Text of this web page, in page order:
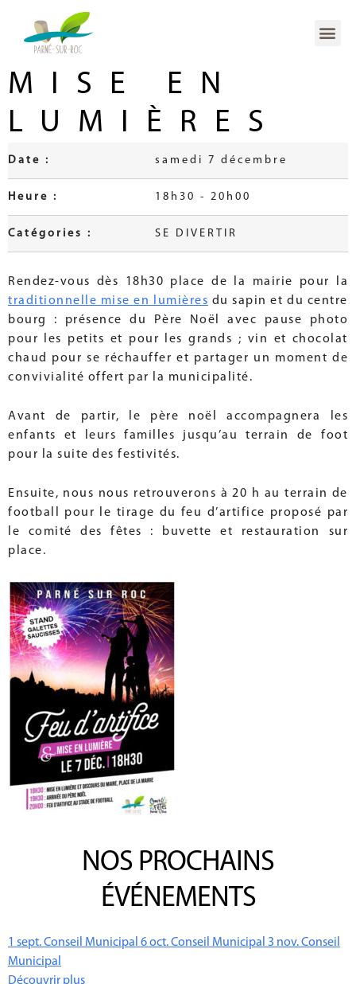
MISE EN
LUMIÈRES
Date : samedi 7 décembre
Heure : 18h30 - 20h00
Catégories : SE DIVERTIR
Rendez-vous dès 18h30 place de la mairie pour la
traditionnelle mise en lumières du sapin et du centre
bourg : présence du Père Noël avec pause photo
pour les petits et pour les grands ; vin et chocolat
chaud pour se réchauffer et partager un moment de
convivialité offert par la municipalité.
Avant de partir, le père noël accompagnera les
enfants et leurs familles jusqu’au terrain de foot
pour la suite des festivités.
Ensuite, nous nous retrouverons à 20 h au terrain de
football pour le tirage du feu d’artifice proposé par
le comité des fêtes : buvette et restauration sur
place.
NOS PROCHAINS
ÉVÉNEMENTS
1 sept.Conseil Municipal 6oct.Conseil Municipal 3 nov.Conseil
Municipal
Découvrir plus